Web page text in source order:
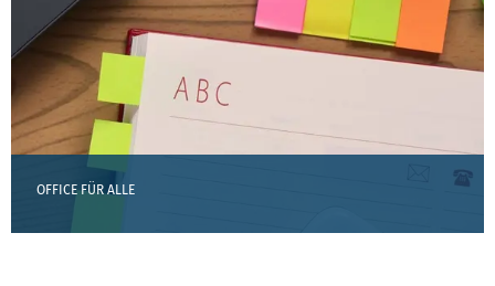
OFFICE FÜR ALLE